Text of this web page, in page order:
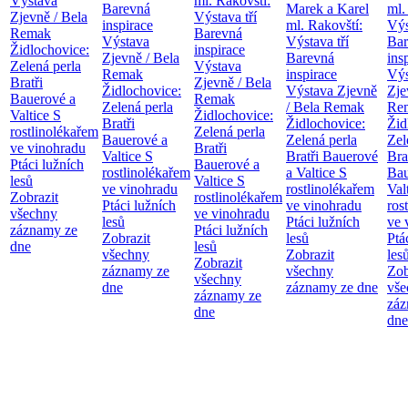
Zjevně / Bela
Remak
Židlochovice:
Zelená perla
Bratři
Bauerové a
Valtice S
rostlinolékařem
ve vinohradu
Ptáci lužních
lesů
Zobrazit
všechny
záznamy ze
dne
Barevná
inspirace
Výstava
Zjevně / Bela
Remak
Židlochovice:
Zelená perla
Bratři
Bauerové a
Valtice S
rostlinolékařem
ve vinohradu
Ptáci lužních
lesů
Zobrazit
všechny
záznamy ze
dne
Výstava tří
Barevná
inspirace
Výstava
Zjevně / Bela
Remak
Židlochovice:
Zelená perla
Bratři
Bauerové a
Valtice S
rostlinolékařem
ve vinohradu
Ptáci lužních
lesů
Zobrazit
všechny
záznamy ze
dne
Marek a Karel
ml. Rakovští:
Výstava tří
Barevná
inspirace
Výstava Zjevně
/ Bela Remak
Židlochovice:
Zelená perla
Bratři Bauerové
a Valtice S
rostlinolékařem
ve vinohradu
Ptáci lužních
lesů
Zobrazit
všechny
záznamy ze dne
ml.
ve
dne